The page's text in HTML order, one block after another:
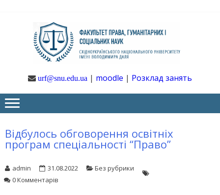
navigation
І
urf@snu.edu.ua | moodle | Розклад занять
Відбулось обговорення освітніх
програм спеціальності “Право”
admin 31.08.2022
Без рубрики
0 Комментарів